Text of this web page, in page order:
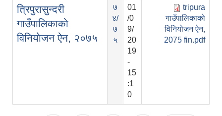
त्रिपुरासुन्दरी
गाउँपालिकाकाे
विनियाेजन ऐन, २०७५
७
४/
७
५
01
/0
9/
20
19
-
15
:1
0
tripura
गाउँपालिकाको
विनियोजन ऐन,
2075 fin.pdf